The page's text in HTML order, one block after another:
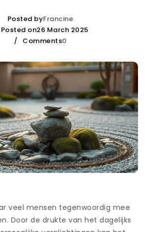
Posted byFrancine
Posted on26 March 2025
Comments0
veel mensen tegenwoordig mee
Door de drukte van het dagelijks